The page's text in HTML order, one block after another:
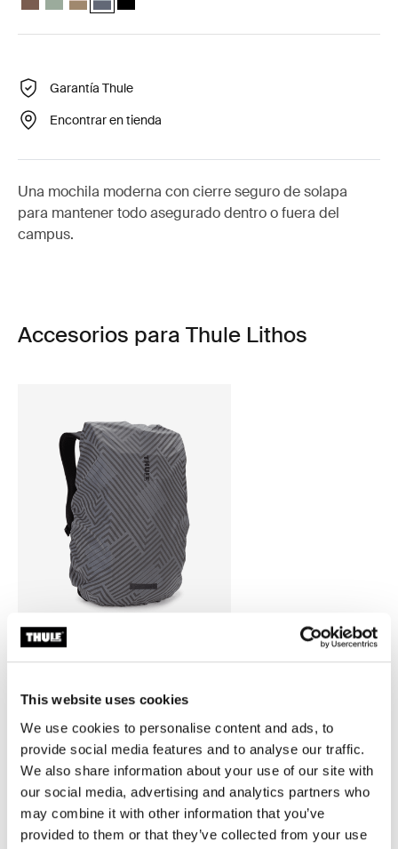
This website uses cookies
We use cookies to personalise content and ads, to
provide social media features and to analyse our traffic.
We also share information about your use of our site with
our social media, advertising and analytics partners who
may combine it with other information that you’ve
provided to them or that they’ve collected from your use
Garantía Thule
Encontrar en tienda
Una mochila moderna con cierre seguro de solapa
para mantener todo asegurado dentro o fuera del
campus.
Accesorios para Thule Lithos
cubierta para lluvia para mochila
Toggle features
Todas las características